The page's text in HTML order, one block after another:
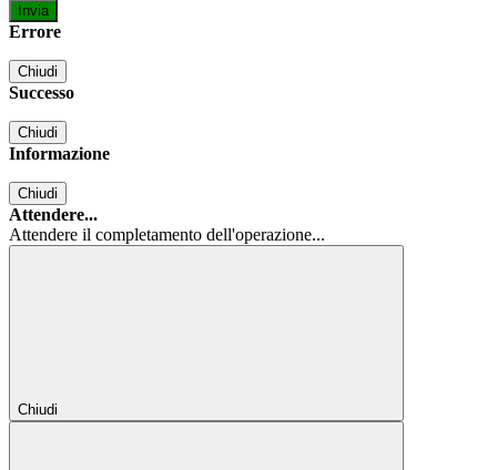
Errore
Chiudi
Successo
Chiudi
Informazione
Chiudi
Attendere...
Attendere il completamento dell'operazione...
Chiudi